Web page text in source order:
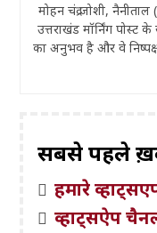
मोहन चंद्र जोशी, नैनीताल
उत्तराखंड मॉर्निंग पोस्ट
का अनुभव है और वे
सबसे पहले
हमारे
व्हाट्सऐप